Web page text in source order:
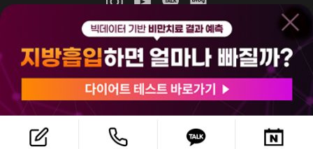
365mc 병·의원 이용약관
홈페이지 이용약관
비급여진료수가
(주)365mcㅣ서울특별시 서초구 서초대로52길 7, 3~4층(서초동, 제일빌딩)
120-87-04354ㅣ김남철
COPYRIGHT(C) 2025 365mc. ALL RIGHTS RESERVED.